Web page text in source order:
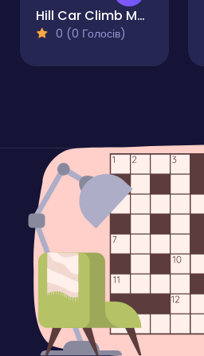
Hill Car Climb Mountain Hill Racing
0 (0 Голосів)